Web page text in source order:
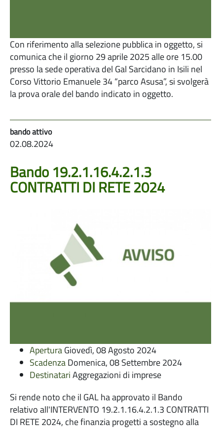
Con riferimento alla selezione pubblica in oggetto, si
comunica che il giorno 29 aprile 2025 alle ore 15.00
presso la sede operativa del Gal Sarcidano in Isili nel
Corso Vittorio Emanuele 34“parco Asusa”, si svolgerà
la prova orale del bando indicato in oggetto.
02.08.2024
Bando 19.2.1.16.4.2.1.3
CONTRATTI DI RETE 2024
AperturaGiovedì, 08 Agosto 2024
ScadenzaDomenica, 08 Settembre 2024
DestinatariAggregazioni di imprese
Si rende noto che il GAL ha approvato il Bando
relativo all'INTERVENTO 19.2.1.16.4.2.1.3 CONTRATTI
DI RETE 2024, che finanzia progetti a sostegno alla